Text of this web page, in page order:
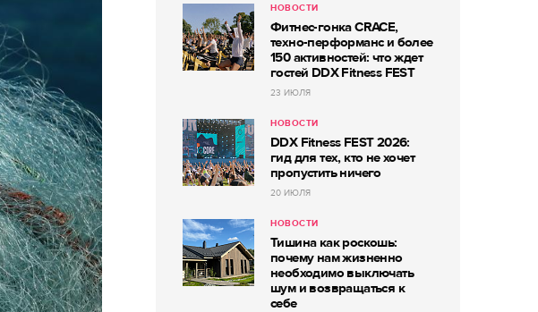
НОВОСТИ
Фитнес-гонка CRACE,
техно-перформанс и более
150 активностей: что ждет
гостей DDX Fitness FEST
23 ИЮЛЯ
НОВОСТИ
DDX Fitness FEST 2026:
гид для тех, кто не хочет
пропустить ничего
20 ИЮЛЯ
НОВОСТИ
Тишина как роскошь:
почему нам жизненно
необходимо выключать
шум и возвращаться к
себе